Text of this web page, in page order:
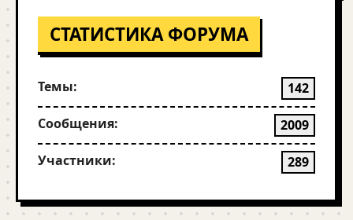
СТАТИСТИКА ФОРУМА
Темы: 142
Сообщения: 2009
Участники: 289